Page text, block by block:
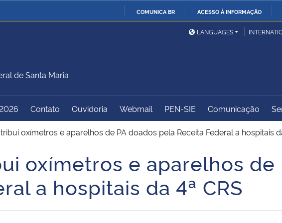
COMUNICA BR ACESSO À INFORMAÇÃO
da Justiça e
Ministério da Defesa
Ministério das Relações
Exteriores
da Educação
do Turismo
Ministério do
Desenvolvimento Regional
Controladoria-Geral da
União
de Segurança
Advocacia-Geral da União Banco Central do Brasil
LANGUAGES
de Santa Maria
Contato Ouvidoria Webmail PEN-SIE Comunicação
oxímetros e aparelhos de PA doados pela Receita Federal a hospitais
oxímetros e aparelhos de
a hospitais da 4ª CRS